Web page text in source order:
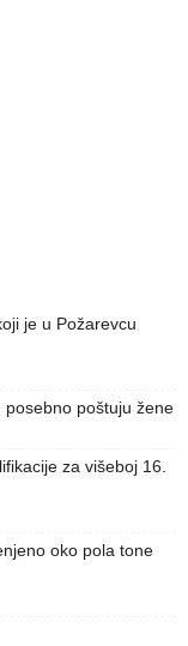
je u Požarevcu
posebno poštuju žene
za višeboj 16.
oko pola tone